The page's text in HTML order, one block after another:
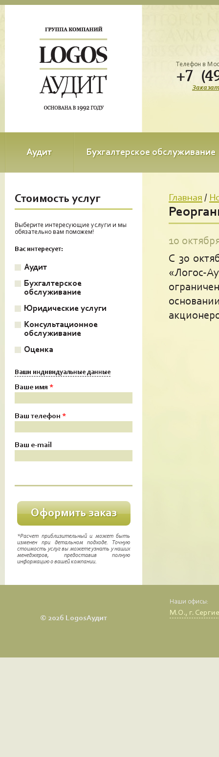
Телефон в
+7
Аудит Бухгалтерское обслуживание
Главная /
10
С 30
Стоимость услуг
Выберите интересующие услуги и мы
обязательно вам поможем!
Вас интересует:
Аудит
Бухгалтерское
обслуживание
Юридические услуги
Консультационное
обслуживание
Оценка
Скрыть
Ваши индивидуальные данные
Ваше имя *
Ваш телефон *
Ваш e-mail
*Расчет приблизительный и может быть
изменен при детальном подходе. Точную
стоимость услуг вы можете узнать у наших
менеджеров, предоставив полную
информацию о вашей компании.
© 2026 LogosАудит
Наши офисы:
М.О., г.